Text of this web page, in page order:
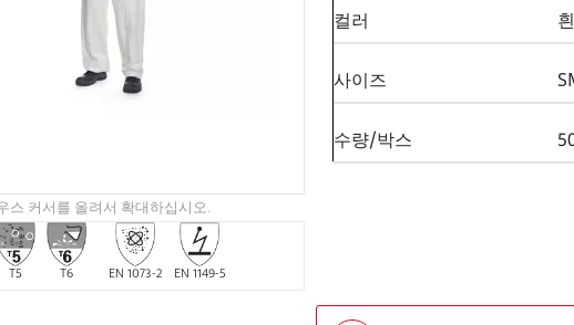
스 커서를 올려서 확대하십시오.
T5 T6 EN 1073-2 EN 1149-5
컬러
사이즈
수량/박스